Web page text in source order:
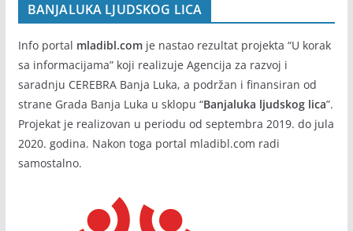
BANJALUKA LJUDSKOG LICA
Info portal mladibl.comje nastao rezultat projekta “U korak
sa informacijama” koji realizuje Agencija za razvoj i
saradnju CEREBRA Banja Luka, a podržan i finansiran od
strane Grada Banja Luka u sklopu “Banjaluka ljudskog lica”.
Projekat je realizovan u periodu od septembra 2019. do jula
2020. godina. Nakon toga portal mladibl.com radi
samostalno.